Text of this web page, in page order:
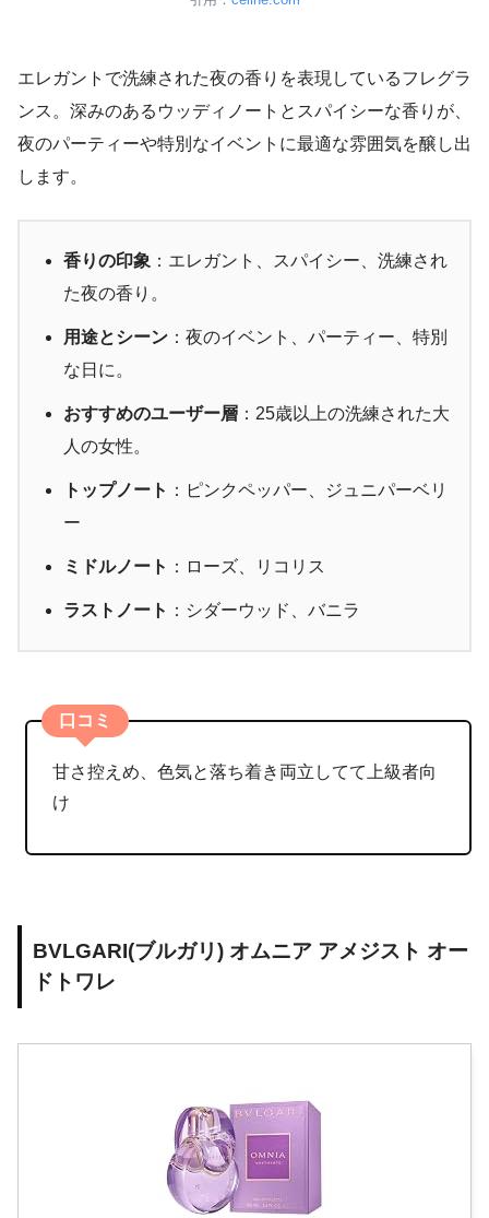
エレガントで洗練された夜の香りを表現しているフレグラ
ンス。深みのあるウッディノートとスパイシーな香りが、
夜のパーティーや特別なイベントに最適な雰囲気を醸し出
します。
香りの印象 ：エレガント、スパイシー、洗練され
た夜の香り。
用途とシーン ：夜のイベント、パーティー、特別
な日に。
おすすめのユーザー層 ：25歳以上の洗練された大
人の女性。
トップノート ：ピンクペッパー、ジュニパーベリ
ー
ミドルノート ：ローズ、リコリス
ラストノート ：シダーウッド、バニラ
口コミ
甘さ控えめ、色気と落ち着き両立してて上級者向
け
BVLGARI(ブルガリ) オムニア アメジスト オー
ドトワレ